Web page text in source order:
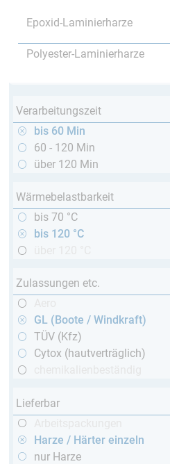
Epoxid-Laminierharze
Polyester-Laminierharze
Verarbeitungszeit
bis 60 Min
60 - 120 Min
über 120 Min
Wärmebelastbarkeit
bis 70 °C
bis 120 °C
Zulassungen etc.
GL (Boote / Windkraft)
TÜV (Kfz)
Cytox (hautverträglich)
Lieferbar
Harze / Härter einzeln
nur Harze